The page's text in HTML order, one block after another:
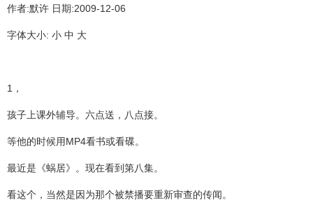
作者:默许 日期:2009-12-06
字体大小: 小 中 大
1，
孩子上课外辅导。六点送，八点接。
等他的时候用MP4看书或看碟。
最近是《蜗居》。现在看到第八集。
看这个，当然是因为那个被禁播要重新审查的传闻。